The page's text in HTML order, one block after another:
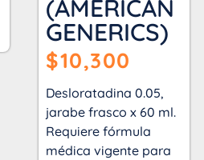
(AMERICAN
GENERICS)
$10,300
Desloratadina 0.05,
jarabe frasco x 60 ml.
Requiere fórmula
médica vigente para